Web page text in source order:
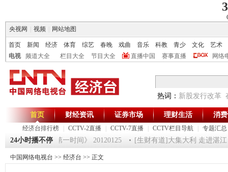
央视网
视频 网站地图
首页 新闻 经济 体育 综艺 春晚 戏曲 音乐 科教 青少 文化
艺术
电视
频道大全 栏目大全 节目大全 直播中国 赛事直播 网络
热词： 新股发行改革
首页
经济台排行榜 CCTV-2直播 CCTV-7直播 CCTV栏目导航 专题汇总
财经资讯 证券市场 理财生活 消
24小时播不停
魔术师 5 《第一时间》 20120125 [生财有道]大集大利 走进湛江
中国网络电视台 >> 经济台 >> 正文